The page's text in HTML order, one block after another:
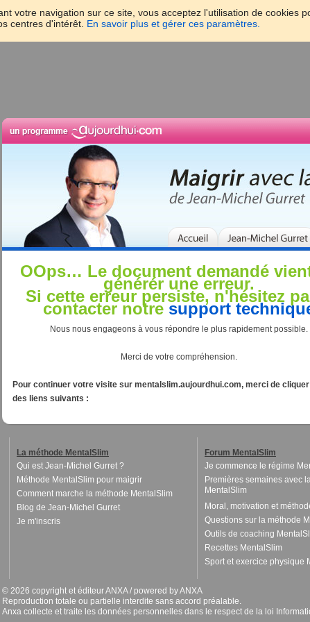
votre navigation sur ce site, vous acceptez l'utilisation de cookies
centres d'intérêt. En savoir plus et gérer ces paramètres.
OOps… Le document demandé
générér une erreur.
Si cette erreur persiste, n'hésitez
contacter notre support
Nous nous engageons à vous répondre le plus rapidement possible.
Merci de votre compréhension.
Pour continuer votre visite sur mentalslim.aujourdhui.com, merci de cliquer
des liens suivants :
La méthode MentalSlim
Qui est Jean-Michel Gurret ?
Méthode MentalSlim pour maigrir
Comment marche la méthode MentalSlim
Blog de Jean-Michel Gurret
Je m'inscris
Forum MentalSlim
Je commence le régime
Premières semaines avec
MentalSlim
Moral, motivation et
Questions sur la méthode
Outils de coaching
Recettes MentalSlim
Sport et exercice physique
© 2026 copyright et éditeur ANXA / powered by ANXA
Reproduction totale ou partielle interdite sans accord préalable.
Anxa collecte et traite les données personnelles dans le respect de la loi